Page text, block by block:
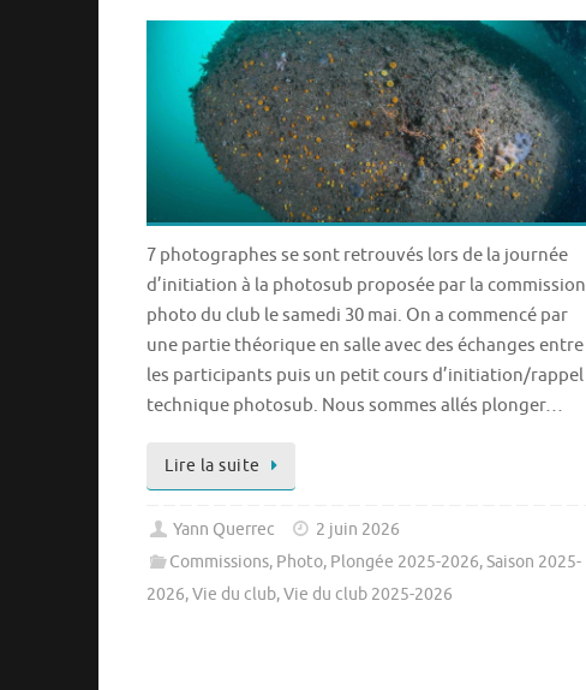
7 photographes se sont retrouvés lors de la journée
d’initiation à la photosub proposée par la commission
photo du club le samedi 30 mai. On a commencé par
une partie théorique en salle avec des échanges entre
les participants puis un petit cours d’initiation/rappel
technique photosub. Nous sommes allés plonger…
Lire la suite
Yann Querrec
2 juin 2026
Commissions, Photo, Plongée 2025-2026,Saison 2025-
2026,Vie du club,Vie du club 2025-2026